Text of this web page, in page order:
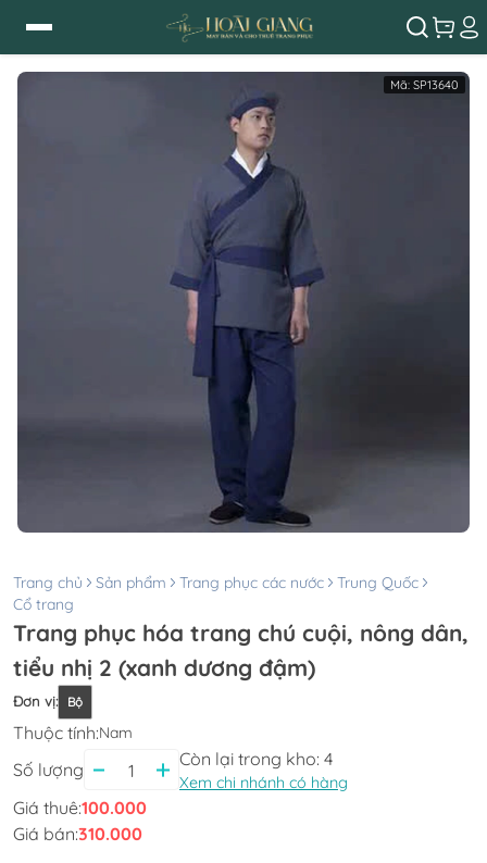
Mã: SP13640
Trang chủ Sản phẩm Trang phục các nước
Trung Quốc
Cổ trang
Trang phục hóa trang chú cuội, nông dân,
tiểu nhị 2 (xanh dương đậm)
Đơn vị: Bộ
Thuộc tính:Nam
Số lượng
Còn lại trong kho: 4
Xem chi nhánh có hàng
Giá thuê:100.000
Giá bán:310.000